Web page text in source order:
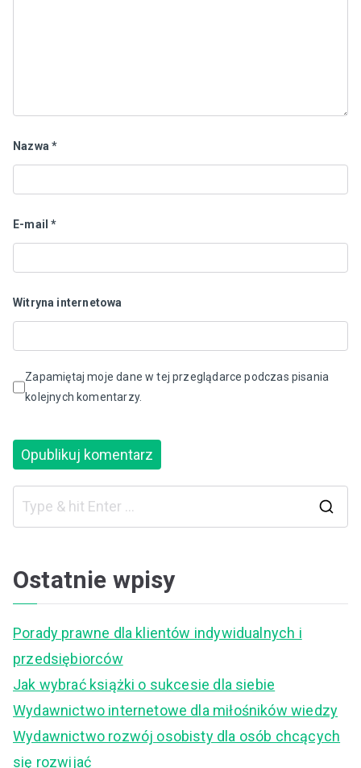
Nazwa*
E-mail*
Witryna internetowa
Zapamiętaj moje dane w tej przeglądarce podczas pisania
kolejnych komentarzy.
Ostatnie wpisy
Porady prawne dla klientów indywidualnych i
przedsiębiorców
Jak wybrać książki o sukcesie dla siebie
Wydawnictwo internetowe dla miłośników wiedzy
Wydawnictwo rozwój osobisty dla osób chcących
się rozwijać